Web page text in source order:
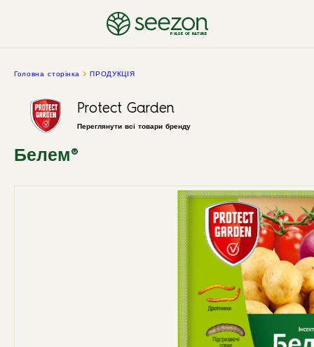
PULSE OF NATURE
Головна сторінка ПРОДУКЦІЯ
Protect Garden
Переглянути всі товари бренду
Белем®